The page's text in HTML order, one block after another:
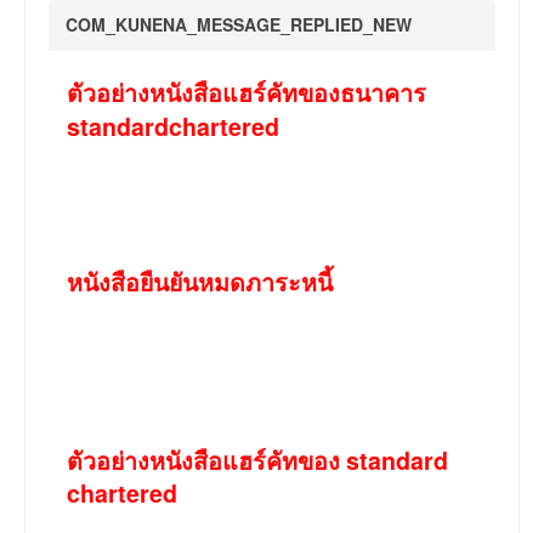
COM_KUNENA_MESSAGE_REPLIED_NEW
ตัวอย่างหนังสือแฮร์คัทของธนาคาร
standardchartered
หนังสือยืนยันหมดภาระหนี้
ตัวอย่างหนังสือแฮร์คัทของ standard
chartered